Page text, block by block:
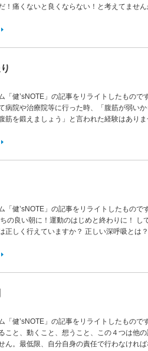
！痛くないと良くならない！と考えてませ
「健’sNOTE」の記事をリライトしたもので
病院や治療院等に行った時、「腹筋が弱い
筋を鍛えましょう」と言われた経験はあり
「健’sNOTE」の記事をリライトしたもので
の良い朝に！運動のはじめと終わりに！ し
正しく行えていますか？ 正しい深呼吸とは
「健’sNOTE」の記事をリライトしたもので
こと、動くこと、想うこと、この４つは他
ん。最低限、自分自身の責任で行わなけれ